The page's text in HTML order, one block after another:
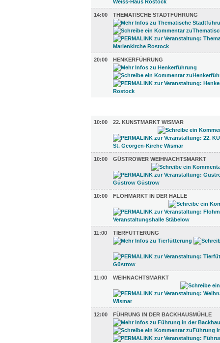
14:00 THEMATISCHE STADTFÜHRUNG
20:00 HENKERFÜHRUNG
10:00
22. KUNSTMARKT WISMAR
10:00 GÜSTROWER WEIHNACHTSMARKT
10:00 FLOHMARKT IN DER HALLE
11:00 TIERFÜTTERUNG
11:00 WEIHNACHTSMARKT
12:00 FÜHRUNG IN DER BACKHAUSMÜHLE